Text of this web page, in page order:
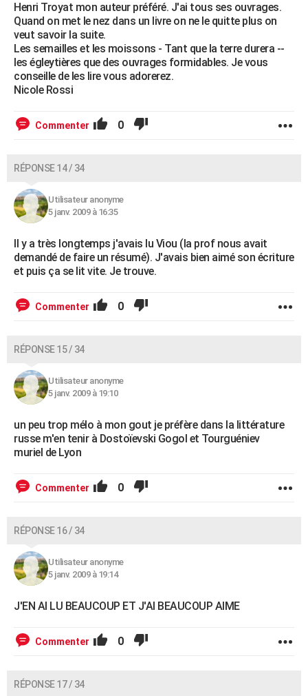
Henri Troyat mon auteur préféré. J'ai tous ses ouvrages.
Quand on met le nez dans un livre on ne le quitte plus on
veut savoir la suite.
Les semailles et les moissons - Tant que la terre durera --
les égleytières que des ouvrages formidables. Je vous
conseille de les lire vous adorerez.
Nicole Rossi
Commenter 0
RÉPONSE 14 / 34
Utilisateur anonyme
5 janv. 2009 à 16:35
Il y a très longtemps j'avais lu Viou (la prof nous avait
demandé de faire un résumé). J'avais bien aimé son écriture
et puis ça se lit vite. Je trouve.
Commenter 0
RÉPONSE 15 / 34
Utilisateur anonyme
5 janv. 2009 à 19:10
un peu trop mélo à mon gout je préfère dans la littérature
russe m'en tenir à Dostoïevski Gogol et Tourguéniev
muriel de Lyon
Commenter 0
RÉPONSE 16 / 34
Utilisateur anonyme
5 janv. 2009 à 19:14
J'EN AI LU BEAUCOUP ET J'AI BEAUCOUP AIME
Commenter 0
RÉPONSE 17 / 34